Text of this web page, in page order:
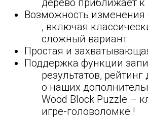
дерево приближает к
Возможность
, включая
сложный вариант
Простая и
Поддержка функции
результатов,
о наших
Wood Block Puzzle –
игре-головоломке !